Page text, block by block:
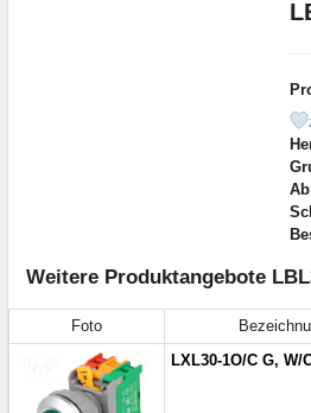
Weitere Produktangebote
Foto
LXL30-1O/C G, W/